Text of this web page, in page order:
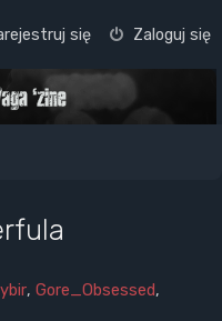
Zaloguj się
się
, Gore_Obsessed,